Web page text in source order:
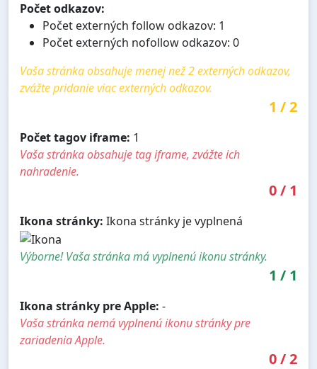
Počet odkazov:
Počet externých follow odkazov: 1
Počet externých nofollow odkazov: 0
Vaša stránka obsahuje menej než 2 externých odkazov,
zvážte pridanie viac externých odkazov.
1 /2
Počet tagov iframe: 1
Vaša stránka obsahuje tag iframe, zvážte ich
nahradenie.
0/ 1
Ikona stránky: Ikona stránky je vyplnená
Výborne! Vaša stránka má vyplnenú ikonu stránky.
1 / 1
Ikona stránky pre Apple: -
Vaša stránka nemá vyplnenú ikonu stránky pre
zariadenia Apple.
0/2